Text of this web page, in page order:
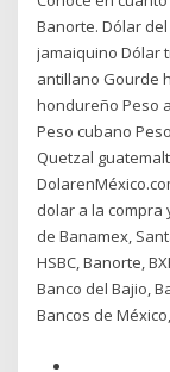
Banorte. Dólar
jamaiquino Dólar
antillano Gourde
hondureño Peso
Peso cubano
Quetzal
dolar a la compra
de Banamex,
HSBC, Banorte,
Banco del Bajio,
Bancos de